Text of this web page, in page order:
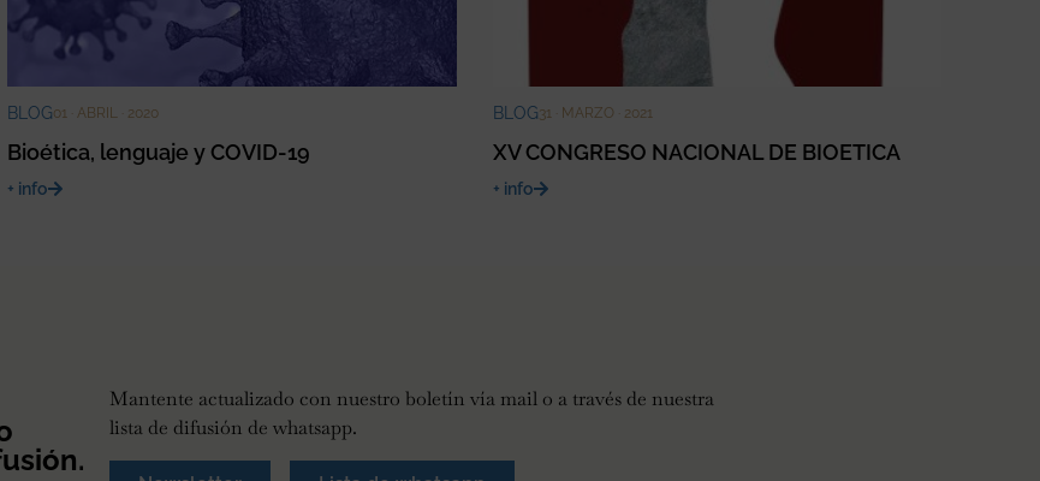
BLOG01 · ABRIL · 2020
Bioética, lenguaje y COVID-19
+ info
BLOG 31 · MARZO · 2021
XV CONGRESO NACIONAL DE BIOETICA
+ info
Mantente actualizado con nuestro boletín vía mail o a través de nuestra
lista de difusión de whatsapp.